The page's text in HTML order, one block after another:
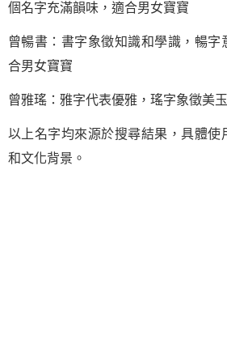
個名字充滿韻味，適合男女寶寶
曾暢書：書字象徵知識和學識，暢字
合男女寶寶
曾雅瑤：雅字代表優雅，瑤字象徵美
以上名字均來源於搜尋結果，具體使
和文化背景。